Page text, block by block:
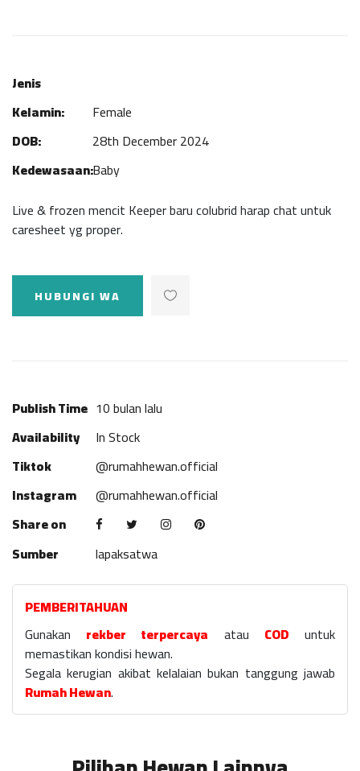
Jenis
Kelamin:
Female
DOB:
28th December 2024
Kedewasaan:Baby
Live & frozen mencit Keeper baru colubrid harap chat untuk
caresheet yg proper.
HUBUNGI WA
Publish Time 10 bulan lalu
Availability
In Stock
Tiktok
@rumahhewan.official
Instagram
@rumahhewan.official
Share on
Sumber
lapaksatwa
PEMBERITAHUAN
Gunakan rekber terpercaya atau COD untuk
memastikan kondisi hewan.
Segala kerugian akibat kelalaian bukan tanggung jawab
Rumah Hewan.